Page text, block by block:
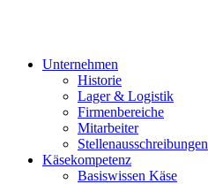
Unternehmen
Historie
Lager & Logistik
Firmenbereiche
Mitarbeiter
Stellenausschreibungen
Käsekompetenz
Basiswissen Käse